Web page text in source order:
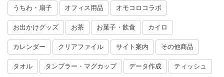
うちわ・扇子 オフィス用品 オモコロコラボ
お出かけグッズ お茶 お菓子・飲食 カイロ
カレンダー クリアファイル サイト案内 その他商品
タオル タンブラー・マグカップ データ作成 ティッシュ